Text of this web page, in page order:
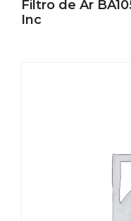
Filtro de Ar
Inc